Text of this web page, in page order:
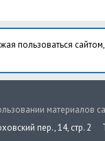
пользоваться
материалов
пер., 14, стр. 2